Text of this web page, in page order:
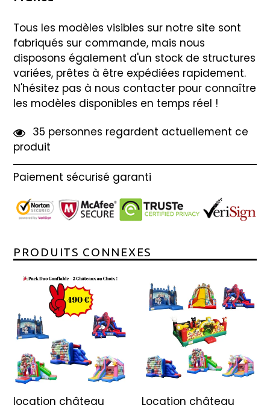
Tous les modèles visibles sur notre site sont
fabriqués sur commande, mais nous
disposons également d'un stock de structures
variées, prêtes à être expédiées rapidement.
N'hésitez pas à nous contacter pour connaître
les modèles disponibles en temps réel !
35 personnes regardent actuellement ce
produit
Paiement sécurisé garanti
PRODUITS CONNEXES
location château
Location château